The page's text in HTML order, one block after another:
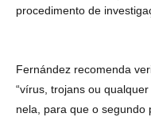
procedimento de
Fernández recomenda
“vírus, trojans ou
nela, para que o segundo